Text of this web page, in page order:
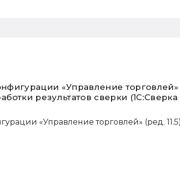
«Управление торговлей»
результатов сверки (1С:Сверка
«Управление торговлей» (ред.